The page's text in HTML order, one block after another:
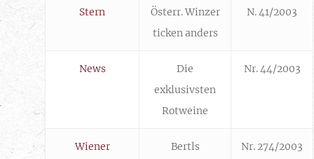
Stern
Österr. Winzer
ticken anders
N. 41/2003
News
Die
exklusivsten
Rotweine
Nr. 44/2003
Wiener
Bertls
Nr. 274/2003